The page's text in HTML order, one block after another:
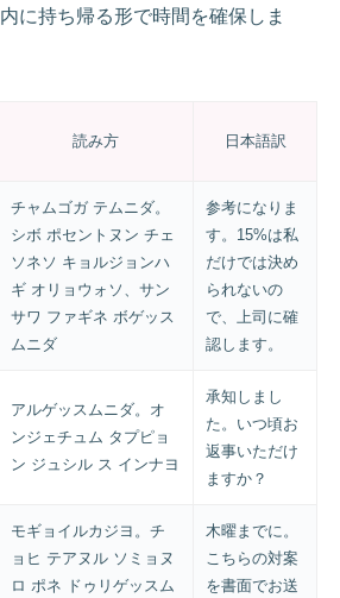
に持ち帰る形で時間を確保しま
読み方 日本語訳
チャムゴガ テムニダ。
シボ ポセントヌン チェ
ソネソ キョルジョンハ
ギ オリョウォソ、サン
サワ ファギネ ボゲッス
ムニダ
参考になりま
す。15%は私
だけでは決め
られないの
で、上司に確
認します。
アルゲッスムニダ。オ
ンジェチュム タプピョ
ン ジュシル ス インナヨ
承知しまし
た。いつ頃お
返事いただけ
ますか？
モギョイルカジヨ。チ
ョヒ テアヌル ソミョヌ
ロ ポネ ドゥリゲッスム
木曜までに。
こちらの対案
を書面でお送